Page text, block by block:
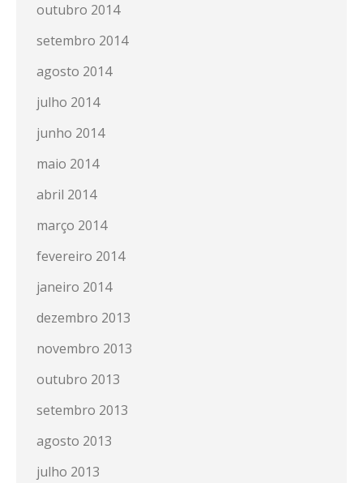
outubro 2014
setembro 2014
agosto 2014
julho 2014
junho 2014
maio 2014
abril 2014
março 2014
fevereiro 2014
janeiro 2014
dezembro 2013
novembro 2013
outubro 2013
setembro 2013
agosto 2013
julho 2013